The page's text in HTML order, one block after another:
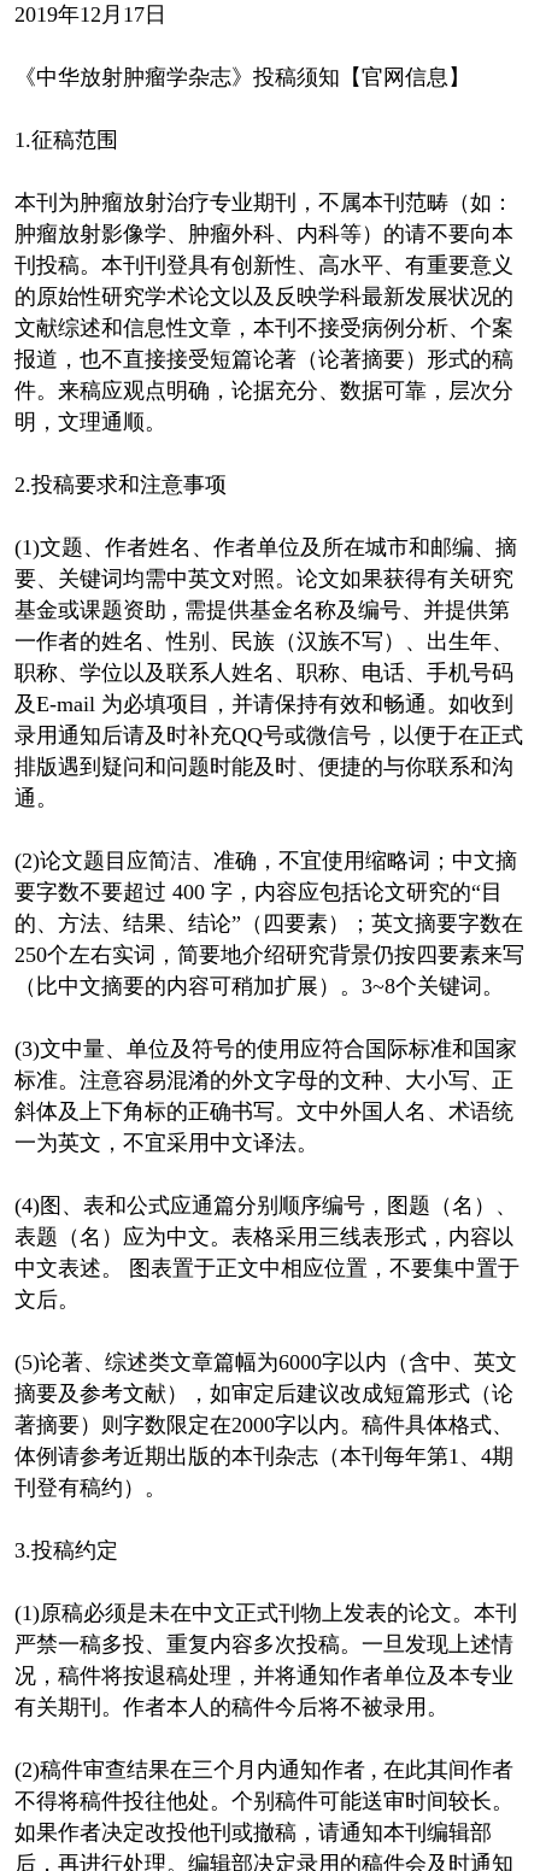
2019年12月17日
《中华放射肿瘤学杂志》投稿须知【官网信息】
1.征稿范围
本刊为肿瘤放射治疗专业期刊，不属本刊范畴（如：
肿瘤放射影像学、肿瘤外科、内科等）的请不要向本
刊投稿。本刊刊登具有创新性、高水平、有重要意义
的原始性研究学术论文以及反映学科最新发展状况的
文献综述和信息性文章，本刊不接受病例分析、个案
报道，也不直接接受短篇论著（论著摘要）形式的稿
件。来稿应观点明确，论据充分、数据可靠，层次分
明，文理通顺。
2.投稿要求和注意事项
(1)文题、作者姓名、作者单位及所在城市和邮编、摘
要、关键词均需中英文对照。论文如果获得有关研究
基金或课题资助 , 需提供基金名称及编号、并提供第
一作者的姓名、性别、民族（汉族不写）、出生年、
职称、学位以及联系人姓名、职称、电话、手机号码
及E-mail 为必填项目，并请保持有效和畅通。如收到
录用通知后请及时补充QQ号或微信号，以便于在正式
排版遇到疑问和问题时能及时、便捷的与你联系和沟
通。
(2)论文题目应简洁、准确，不宜使用缩略词；中文摘
要字数不要超过 400 字，内容应包括论文研究的“目
的、方法、结果、结论”（四要素）；英文摘要字数在
250个左右实词，简要地介绍研究背景仍按四要素来写
（比中文摘要的内容可稍加扩展）。3~8个关键词。
(3)文中量、单位及符号的使用应符合国际标准和国家
标准。注意容易混淆的外文字母的文种、大小写、正
斜体及上下角标的正确书写。文中外国人名、术语统
一为英文，不宜采用中文译法。
(4)图、表和公式应通篇分别顺序编号，图题（名）、
表题（名）应为中文。表格采用三线表形式，内容以
中文表述。 图表置于正文中相应位置，不要集中置于
文后。
(5)论著、综述类文章篇幅为6000字以内（含中、英文
摘要及参考文献），如审定后建议改成短篇形式（论
著摘要）则字数限定在2000字以内。稿件具体格式、
体例请参考近期出版的本刊杂志（本刊每年第1、4期
刊登有稿约）。
3.投稿约定
(1)原稿必须是未在中文正式刊物上发表的论文。本刊
严禁一稿多投、重复内容多次投稿。一旦发现上述情
况，稿件将按退稿处理，并将通知作者单位及本专业
有关期刊。作者本人的稿件今后将不被录用。
(2)稿件审查结果在三个月内通知作者 , 在此其间作者
不得将稿件投往他处。个别稿件可能送审时间较长。
如果作者决定改投他刊或撤稿，请通知本刊编辑部
后，再进行处理。编辑部决定录用的稿件会及时通知